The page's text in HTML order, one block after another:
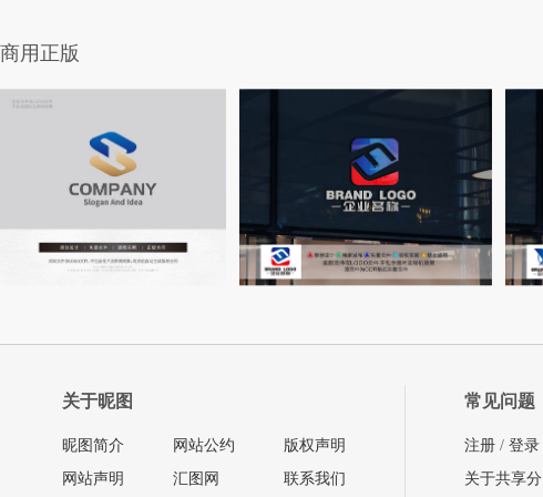
商用正版
关于昵图
昵图简介
网站声明
网站公约
汇图网
版权声明
联系我们
常见问题
注册 / 登录
关于共享分